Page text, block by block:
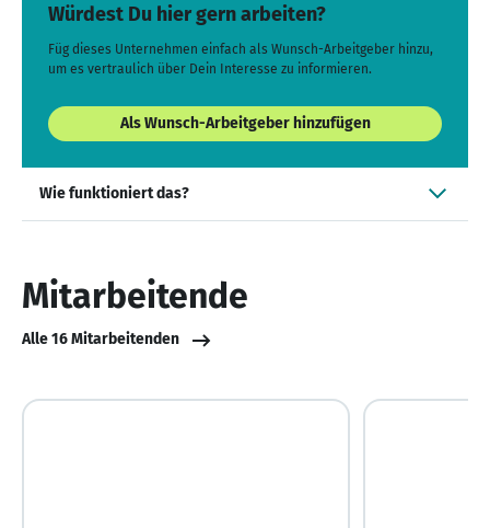
Würdest Du hier gern arbeiten?
Füg dieses Unternehmen einfach als Wunsch-Arbeitgeber hinzu,
um es vertraulich über Dein Interesse zu informieren.
Als Wunsch-Arbeitgeber hinzufügen
Wie funktioniert das?
Mitarbeitende
Alle 16 Mitarbeitenden